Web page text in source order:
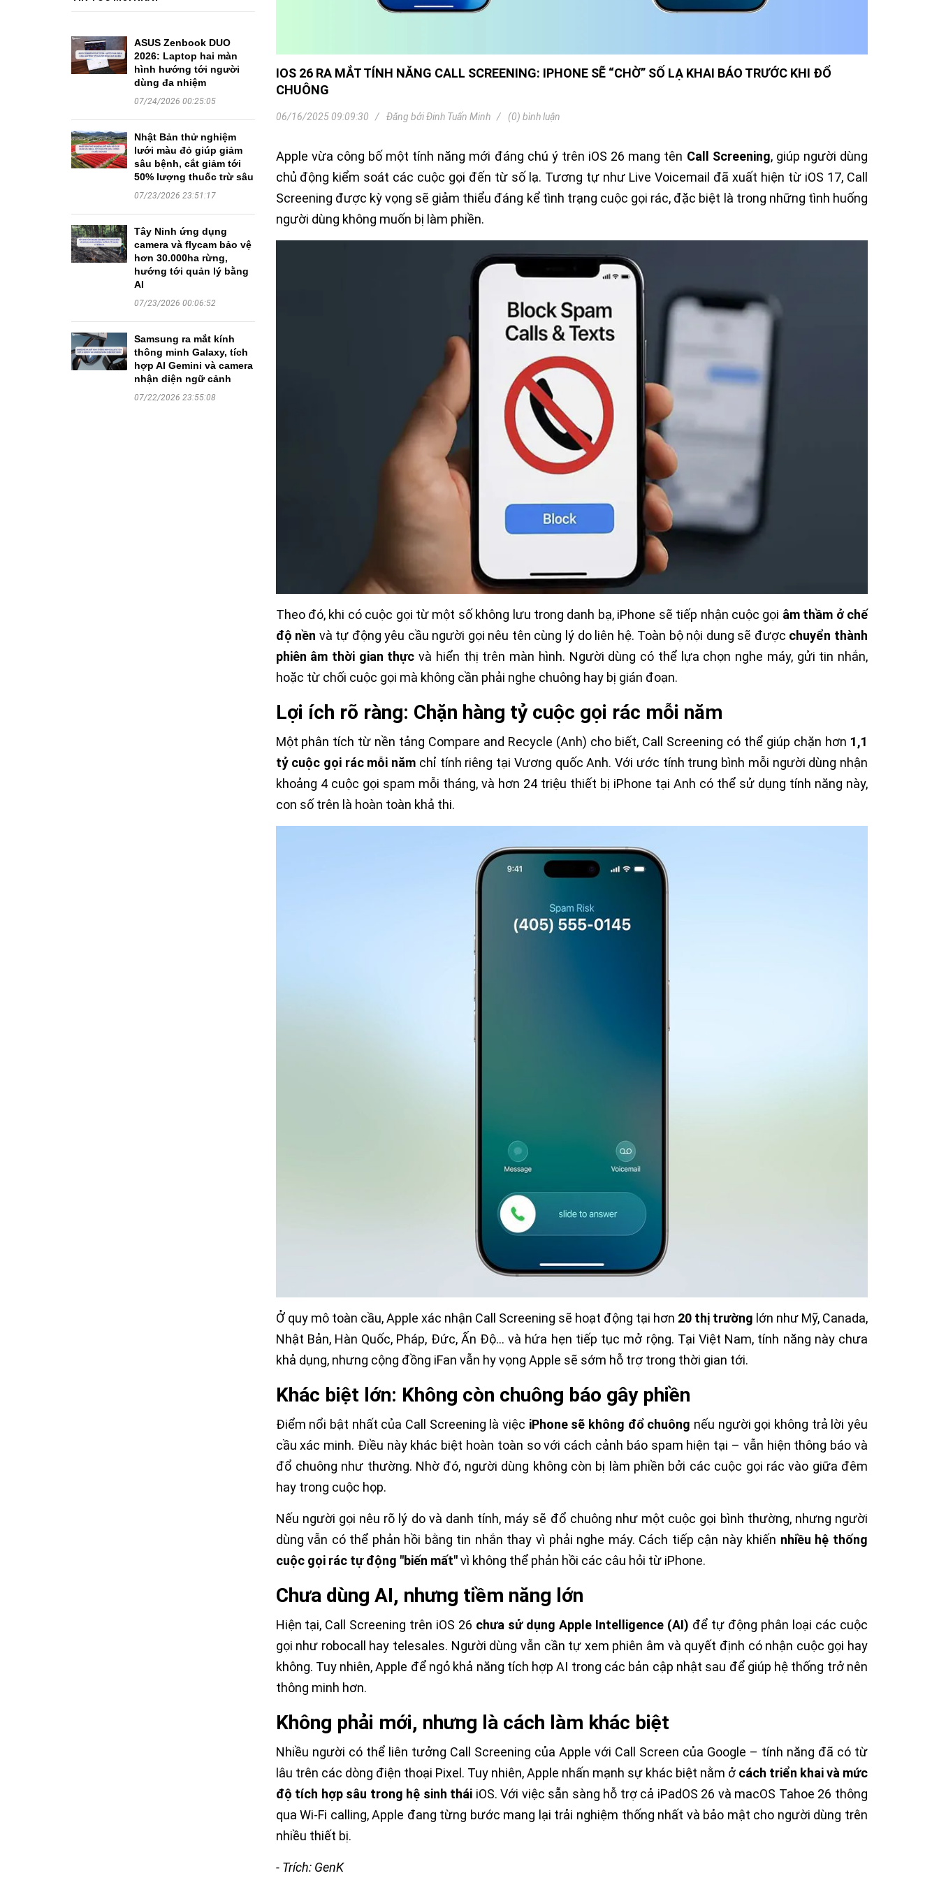
Khóa
Faster
CHÁY
MINH
Lock
FASTER
ASUS Zenbook DUO
2026: Laptop hai màn
hình hướng tới người
dùng đa nhiệm
07/24/2026 00:25:05
Nhật Bản thử nghiệm
lưới màu đỏ giúp giảm
sâu bệnh, cắt giảm tới
50% lượng thuốc trừ sâu
07/23/2026 23:51:17
Tây Ninh ứng dụng
camera và flycam bảo vệ
hơn 30.000ha rừng,
hướng tới quản lý bằng
AI
07/23/2026 00:06:52
Samsung ra mắt kính
thông minh Galaxy, tích
hợp AI Gemini và camera
nhận diện ngữ cảnh
07/22/2026 23:55:08
IOS 26 RA MẮT TÍNH NĂNG CALL SCREENING: IPHONE SẼ “CHỜ” SỐ LẠ KHAI BÁO TRƯỚC KHI ĐỔ
CHUÔNG
06/16/2025 09:09:30 Đăng bởiĐinh Tuấn Minh (0) bình luận
Apple vừa công bố một tính năng mới đáng chú ý trên iOS 26 mang tên Call Screening, giúp người dùng
chủ động kiểm soát các cuộc gọi đến từ số lạ. Tương tự như Live Voicemail đã xuất hiện từ iOS 17, Call
Screening được kỳ vọng sẽ giảm thiểu đáng kể tình trạng cuộc gọi rác, đặc biệt là trong những tình huống
người dùng không muốn bị làm phiền.
Theo đó, khi có cuộc gọi từ một số không lưu trong danh bạ, iPhone sẽ tiếp nhận cuộc gọi âm thầm ở chế
độ nền và tự động yêu cầu người gọi nêu tên cùng lý do liên hệ. Toàn bộ nội dung sẽ được chuyển thành
phiên âm thời gian thực và hiển thị trên màn hình. Người dùng có thể lựa chọn nghe máy, gửi tin nhắn,
hoặc từ chối cuộc gọi mà không cần phải nghe chuông hay bị gián đoạn.
Lợi ích rõ ràng: Chặn hàng tỷ cuộc gọi rác mỗi năm
Một phân tích từ nền tảng Compare and Recycle (Anh) cho biết, Call Screening có thể giúp chặn hơn 1,1
tỷ cuộc gọi rác mỗi năm chỉ tính riêng tại Vương quốc Anh. Với ước tính trung bình mỗi người dùng nhận
khoảng 4 cuộc gọi spam mỗi tháng, và hơn 24 triệu thiết bị iPhone tại Anh có thể sử dụng tính năng này,
con số trên là hoàn toàn khả thi.
Ở quy mô toàn cầu, Apple xác nhận Call Screening sẽ hoạt động tại hơn 20 thị trường lớn như Mỹ, Canada,
Nhật Bản, Hàn Quốc, Pháp, Đức, Ấn Độ… và hứa hẹn tiếp tục mở rộng. Tại Việt Nam, tính năng này chưa
khả dụng, nhưng cộng đồng iFan vẫn hy vọng Apple sẽ sớm hỗ trợ trong thời gian tới.
Khác biệt lớn: Không còn chuông báo gây phiền
Điểm nổi bật nhất của Call Screening là việc iPhone sẽ không đổ chuông nếu người gọi không trả lời yêu
cầu xác minh. Điều này khác biệt hoàn toàn so với cách cảnh báo spam hiện tại – vẫn hiện thông báo và
đổ chuông như thường. Nhờ đó, người dùng không còn bị làm phiền bởi các cuộc gọi rác vào giữa đêm
hay trong cuộc họp.
Nếu người gọi nêu rõ lý do và danh tính, máy sẽ đổ chuông như một cuộc gọi bình thường, nhưng người
dùng vẫn có thể phản hồi bằng tin nhắn thay vì phải nghe máy. Cách tiếp cận này khiến nhiều hệ thống
cuộc gọi rác tự động "biến mất"vì không thể phản hồi các câu hỏi từ iPhone.
Chưa dùng AI, nhưng tiềm năng lớn
Hiện tại, Call Screening trên iOS 26 chưa sử dụng Apple Intelligence (AI) để tự động phân loại các cuộc
gọi như robocall hay telesales. Người dùng vẫn cần tự xem phiên âm và quyết định có nhận cuộc gọi hay
không. Tuy nhiên, Apple để ngỏ khả năng tích hợp AI trong các bản cập nhật sau để giúp hệ thống trở nên
thông minh hơn.
Không phải mới, nhưng là cách làm khác biệt
Nhiều người có thể liên tưởng Call Screening của Apple với Call Screen của Google – tính năng đã có từ
lâu trên các dòng điện thoại Pixel. Tuy nhiên, Apple nhấn mạnh sự khác biệt nằm ở cách triển khai và mức
độ tích hợp sâu trong hệ sinh thái iOS. Với việc sẵn sàng hỗ trợ cả iPadOS 26 và macOS Tahoe 26 thông
qua Wi-Fi calling, Apple đang từng bước mang lại trải nghiệm thống nhất và bảo mật cho người dùng trên
nhiều thiết bị.
- Trích: GenK